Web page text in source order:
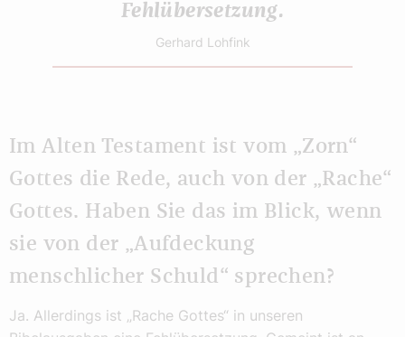
Fehlübersetzung.
Gerhard Lohfink
Im Alten Testament ist vom „Zorn“
Gottes die Rede, auch von der „Rache“
Gottes. Haben Sie das im Blick, wenn
sie von der „Aufdeckung
menschlicher Schuld“ sprechen?
Ja. Allerdings ist „Rache Gottes“ in unseren